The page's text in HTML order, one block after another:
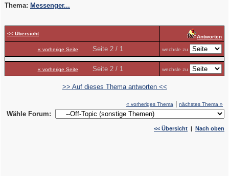
Thema: Messenger...
<< Übersicht
Antworten
« vorherige Seite Seite 2 / 1 wechsle zu
« vorherige Seite Seite 2 / 1 wechsle zu
>> Auf dieses Thema antworten <<
« vorheriges Thema nächstes Thema »
Wähle Forum:
<< Übersicht | Nach oben